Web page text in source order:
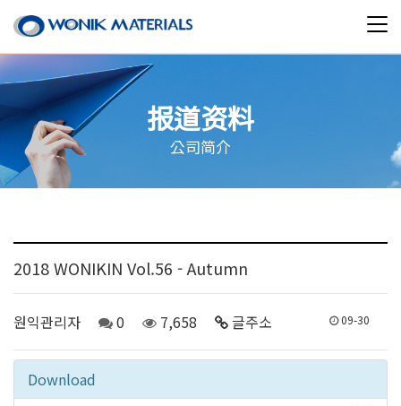
报道资料
公司简介
2018 WONIKIN Vol.56 - Autumn
원익관리자 0 7,658 글주소 09-30
Download